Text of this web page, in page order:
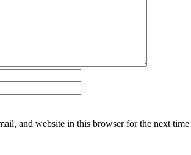
and website in this browser for the next time